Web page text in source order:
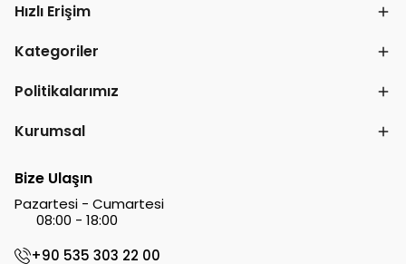
Hızlı Erişim
Kategoriler
Politikalarımız
Kurumsal
Bize Ulaşın
Pazartesi - Cumartesi
08:00 - 18:00
+90 535 303 22 00